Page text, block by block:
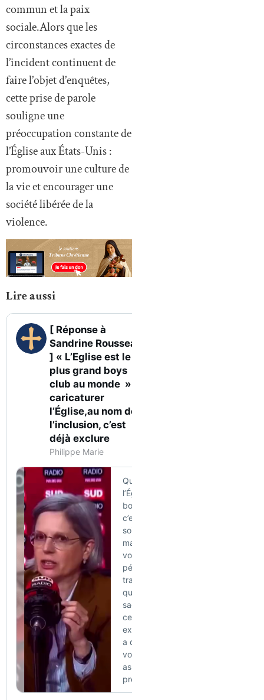
commun et la paix
sociale.Alors que les
circonstances exactes de
l’incident continuent de
faire l’objet d’enquêtes,
cette prise de parole
souligne une
préoccupation constante de
l’Église aux États-Unis :
promouvoir une culture de
la vie et encourager une
société libérée de la
violence.
Lire aussi